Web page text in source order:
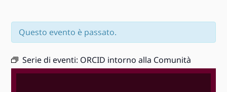
Questo evento è passato.
Serie di eventi: ORCID intorno alla Comunità